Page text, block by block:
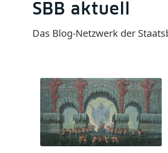
SBB aktuell
Das Blog-Netzwerk der